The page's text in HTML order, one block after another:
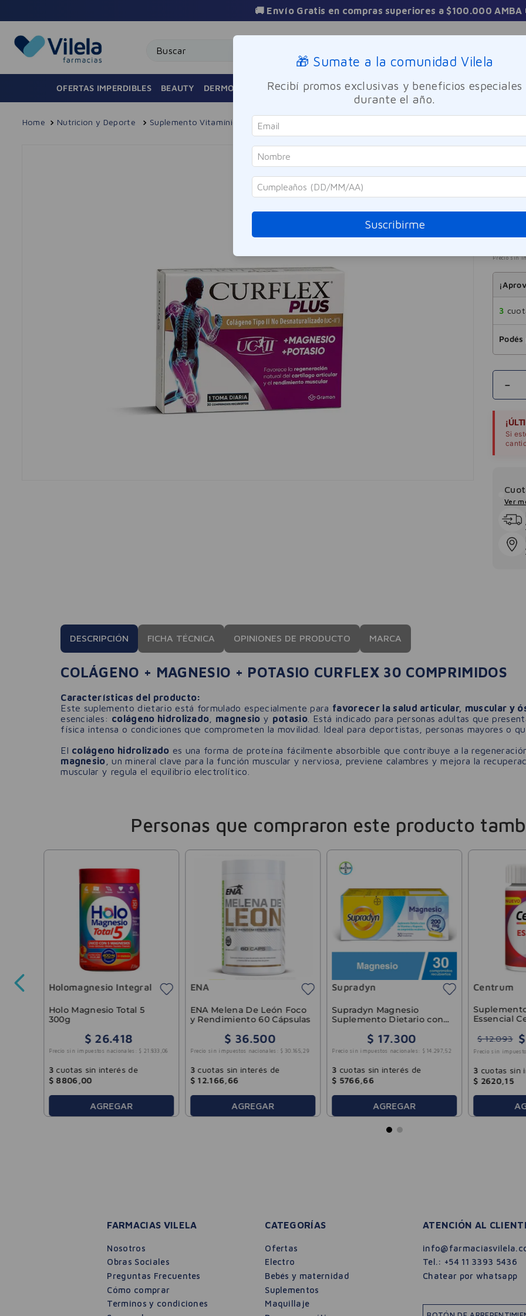
🚚 Envío Gratis en compras superiores a $100.000 AMBA
OFERTAS IMPERDIBLES BEAUTY DERMOCOSMÉTICA FRAGANCIAS CUIDADO PERSONAL BIENESTAR Y
Nutricion y Deporte Suplemento Vitamínico Colágeno + Magnesio + Potasio Curflex 30 Comprimidos
Curflex
$ 21
Precio sin
3
－
Si
Ver
DESCRIPCIÓN FICHA TÉCNICA OPINIONES DE PRODUCTO MARCA
COLÁGENO + MAGNESIO + POTASIO CURFLEX 30 COMPRIMIDOS
Características del producto:
Este suplemento dietario está formulado especialmente para favorecer la salud articular, muscular y
esenciales: colágeno hidrolizado magnesio y potasio. Está indicado para personas adultas que
física intensa o condiciones que comprometen la movilidad. Ideal para deportistas, personas mayores o
El colágeno hidrolizado es una forma de proteína fácilmente absorbible que contribuye a la
magnesio , un mineral clave para la función muscular y nerviosa, previene calambres y mejora la
muscular y regula el equilibrio electrolítico.
Personas que compraron este producto
Holomagnesio Integral
Holo Magnesio Total 5
300g
$ 26.418
Precio sin impuestos nacionales: $ 21 .833 ,06
3 cuotas sin interés de
$ 8806 ,00
AGREGAR
ENA
ENA Melena De León Foco
y Rendimiento 60 Cápsulas
$ 36.500
Precio sin impuestos nacionales: $ 30 .165, 29
3 cuotas sin interés de
$ 12.166 66
AGREGAR
Supradyn
Supradyn Magnesio
Suplemento Dietario con
$ 17.300
Precio sin impuestos nacionales: $ 14 .297, 52
3 cuotas sin interés de
$ 5766 ,66
AGREGAR
Centrum
Essencial
$ 12.093 $
Precio sin
3 cuotas sin
$ 2620, 15
FARMACIAS VILELA
Nosotros
Obras Sociales
Preguntas Frecuentes
Cómo comprar
Terminos y condiciones
CATEGORÍAS
Ofertas
Electro
Bebés y maternidad
Suplementos
Maquillaje
ATENCIÓN AL
Tel.: +54 11 3393 5436
Chatear por whatsapp
🎁 Sumate a la comunidad Vilela
Recibí promos exclusivas y beneficios especiales
durante el año.
Suscribirme